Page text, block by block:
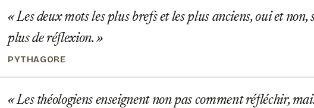
Les deux mots les plus brefs et les plus anciens, oui et non,
plus de réflexion.
PYTHAGORE
Les théologiens enseignent non pas comment réfléchir,